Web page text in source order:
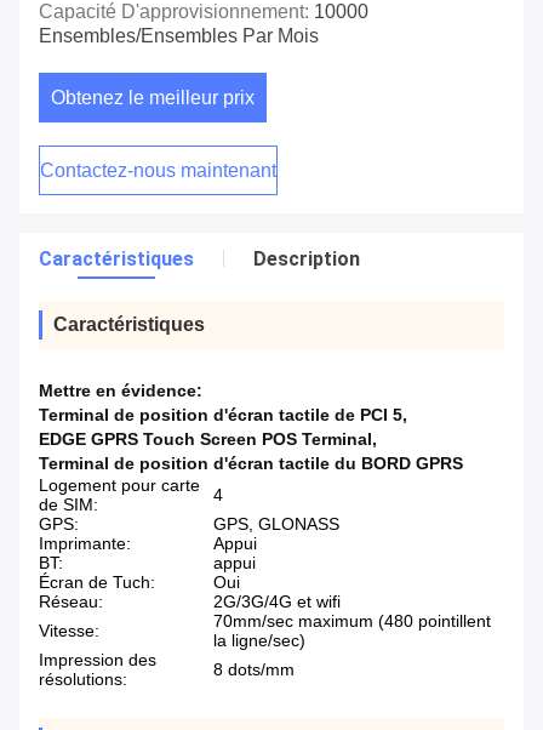
Capacité D'approvisionnement: 10000
Ensembles/ensembles Par Mois
Obtenez le meilleur prix
Contactez-nous maintenant
Caractéristiques Description
Caractéristiques
Mettre en évidence:
Terminal de position d'écran tactile de PCI 5,
EDGE GPRS Touch Screen POS Terminal,
Terminal de position d'écran tactile du BORD GPRS
Logement pour carte
de SIM:
4
GPS:
GPS, GLONASS
Imprimante:
Appui
BT:
appui
Écran de Tuch:
Oui
Réseau:
2G/3G/4G et wifi
Vitesse:
70mm/sec maximum (480 pointillent
la ligne/sec)
Impression des
résolutions:
8 dots/mm